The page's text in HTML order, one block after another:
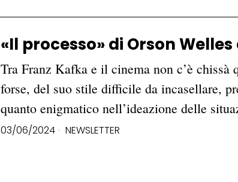
«Il processo» di Orson
Tra Franz Kafka e il cinema non c’è chissà
forse, del suo stile difficile da incasellare,
quanto enigmatico nell’ideazione delle
03/06/2024 NEWSLETTER